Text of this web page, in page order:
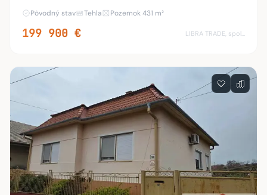
oproti mostu Márie Valérie. Rodinný dom má jedno
Pôvodný stav Tehla Pozemok 431 m²
199 900 € LIBRA TRADE, spol.s.r.o.